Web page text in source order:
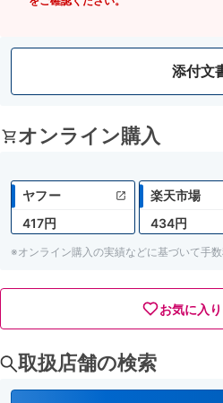
添付文
オンライン購入
ヤフー
417円
楽天市場
434円
※オンライン購入の実績などに基づいて手数
お気に入
取扱店舗の検索